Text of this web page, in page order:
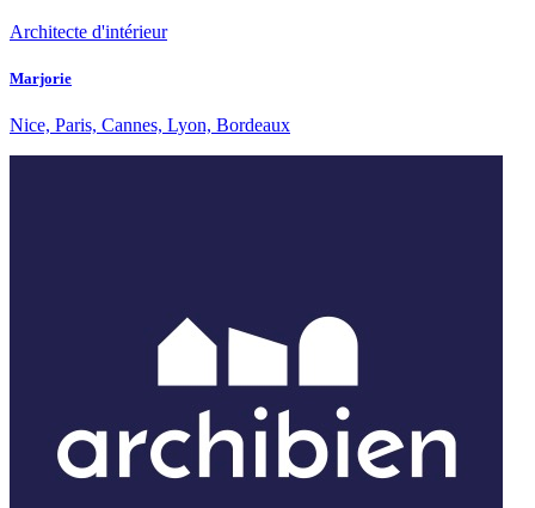
Architecte d'intérieur
Marjorie
Nice, Paris, Cannes, Lyon, Bordeaux